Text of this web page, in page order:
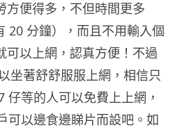
方便得多，不但時間更多
20 分鐘），而且不用輸入個
可以上網，認真方便！不過
坐著舒舒服服上網，相信只
仔等的人可以免費上上網，
可以邊食邊睇片而設吧。如